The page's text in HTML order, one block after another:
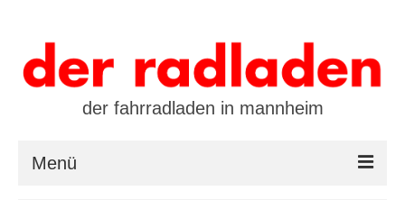
der fahrradladen in mannheim
Menü